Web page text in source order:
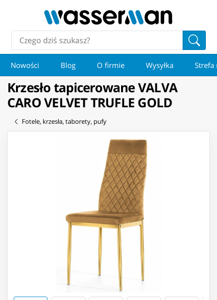
Nowości Blog O firmie Wysyłka Strefa
Krzesło tapicerowane VALVA
CARO VELVET TRUFLE GOLD
Fotele, krzesła, taborety, pufy